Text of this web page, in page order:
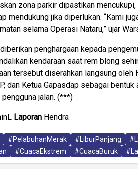
zona parkir dipastikan
mendukung jika diperlukan. “Kami
selama Operasi Nataru,” ujar
penghargaan kepada
kendaraan saat rem blong
tersebut diserahkan langsung oleh
dan Ketua Gapasdap sebagai
jalan. (***)
Laporan Hendra
#PelabuhanMerak #LiburPanjang
#CuacaEkstrem #CuacaBuruk